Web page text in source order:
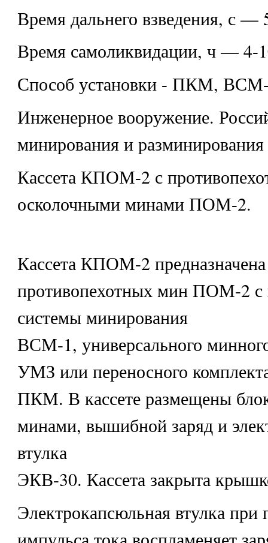
Время дальнего взведения, с —
Время самоликвидации, ч — 4-
Способ установки - ПКМ,
Инженерное вооружение.
минирования и разминирования
Кассета КПОМ-2 с
осколочными минами ПОМ-2.
Кассета КПОМ-2 предназначена
противопехотных мин ПОМ-2
системы минирования
ВСМ-1, универсального
УМЗ или переносного
ПКМ. В кассете размещены
минами, вышибной заряд и
втулка
ЭКВ-30. Кассета закрыта
Электрокапсюльная втулка при